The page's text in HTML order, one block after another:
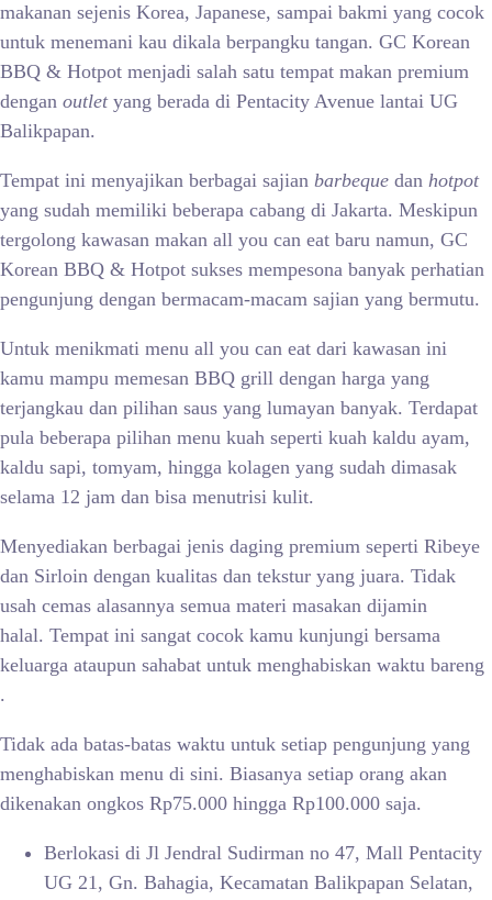
makanan sejenis Korea, Japanese, sampai bakmi yang cocok
untuk menemani kau dikala berpangku tangan. GC Korean
BBQ & Hotpot menjadi salah satu tempat makan premium
dengan outletyang berada di Pentacity Avenue lantai UG
Balikpapan.
Tempat ini menyajikan berbagai sajian barbeque dan hotpot
yang sudah memiliki beberapa cabang di Jakarta. Meskipun
tergolong kawasan makan all you can eat baru namun, GC
Korean BBQ & Hotpot sukses mempesona banyak perhatian
pengunjung dengan bermacam-macam sajian yang bermutu.
Untuk menikmati menu all you can eat dari kawasan ini
kamu mampu memesan BBQ grill dengan harga yang
terjangkau dan pilihan saus yang lumayan banyak. Terdapat
pula beberapa pilihan menu kuah seperti kuah kaldu ayam,
kaldu sapi, tomyam, hingga kolagen yang sudah dimasak
selama 12 jam dan bisa menutrisi kulit.
Menyediakan berbagai jenis daging premium seperti Ribeye
dan Sirloin dengan kualitas dan tekstur yang juara. Tidak
usah cemas alasannya semua materi masakan dijamin
halal. Tempat ini sangat cocok kamu kunjungi bersama
keluarga ataupun sahabat untuk menghabiskan waktu bareng
.
Tidak ada batas-batas waktu untuk setiap pengunjung yang
menghabiskan menu di sini. Biasanya setiap orang akan
dikenakan ongkos Rp75.000 hingga Rp100.000 saja.
Berlokasi di Jl Jendral Sudirman no 47, Mall Pentacity
UG 21, Gn. Bahagia, Kecamatan Balikpapan Selatan,